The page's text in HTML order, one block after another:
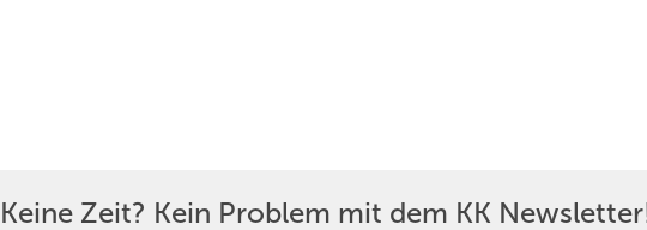
Keine Zeit? Kein Problem mit dem KK